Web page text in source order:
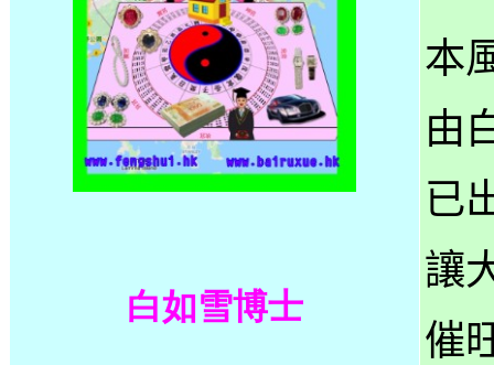
白如雪博士
本
由
已
讓
催